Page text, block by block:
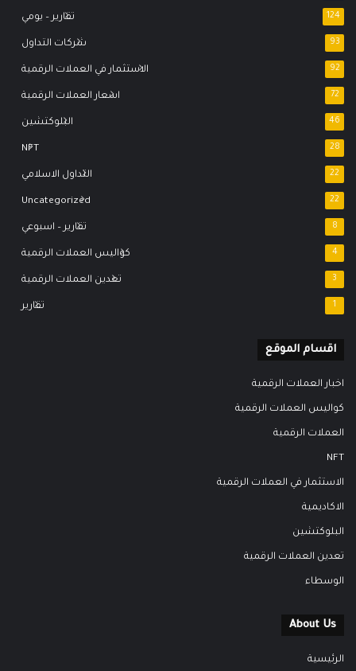
تقارير – يومي 124
شركات التداول 93
الاستثمار في العملات الرقمية 92
اسعار العملات الرقمية 72
البلوكتشين 46
NFT 28
التداول الاسلامي 22
Uncategorized 22
تقارير – اسبوعي 8
كواليس العملات الرقمية 4
تعدين العملات الرقمية 3
تقارير 1
اقسام الموقع
اخبار العملات الرقمية
كواليس العملات الرقمية
العملات الرقمية
NFT
الاستثمار في العملات الرقمية
الاكاديمية
البلوكتشين
تعدين العملات الرقمية
الوسطاء
About Us
الرئيسية